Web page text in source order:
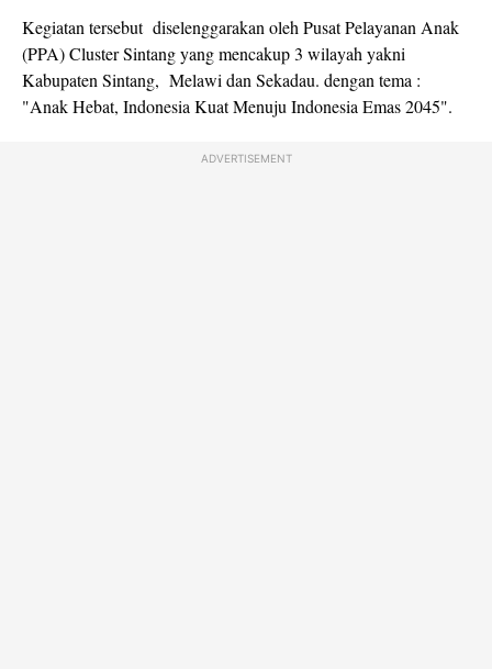
Kegiatan tersebut diselenggarakan oleh Pusat Pelayanan Anak
(PPA) Cluster Sintang yang mencakup 3 wilayah yakni
Kabupaten Sintang, Melawi dan Sekadau. dengan tema :
"Anak Hebat, Indonesia Kuat Menuju Indonesia Emas 2045".
ADVERTISEMENT